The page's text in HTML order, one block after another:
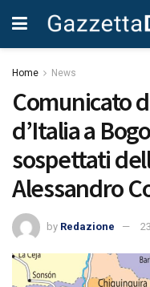
Home News
Comunicato
d’Italia a
sospettati
Alessandro
by Redazione